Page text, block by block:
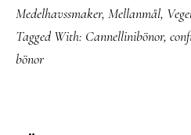
Medelhavssmaker, Mellanmål,
Tagged With: Cannellinibönor,
bönor